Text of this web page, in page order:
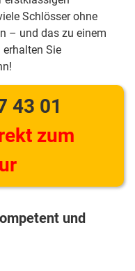
Schlösser ohne
– und das zu einem
Sie
43 01
zum
und